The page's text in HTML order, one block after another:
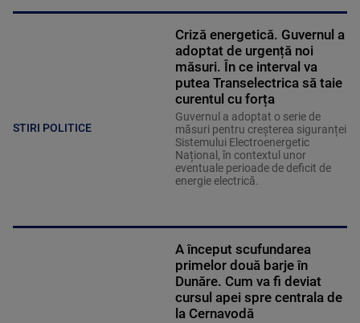
STIRI POLITICE
Criză energetică. Guvernul a
adoptat de urgență noi
măsuri. În ce interval va
putea Transelectrica să taie
curentul cu forța
Guvernul a adoptat o serie de
măsuri pentru creșterea siguranței
Sistemului Electroenergetic
Național, în contextul unor
eventuale perioade de deficit de
energie electrică.
A început scufundarea
primelor două barje în
Dunăre. Cum va fi deviat
cursul apei spre centrala de
la Cernavodă